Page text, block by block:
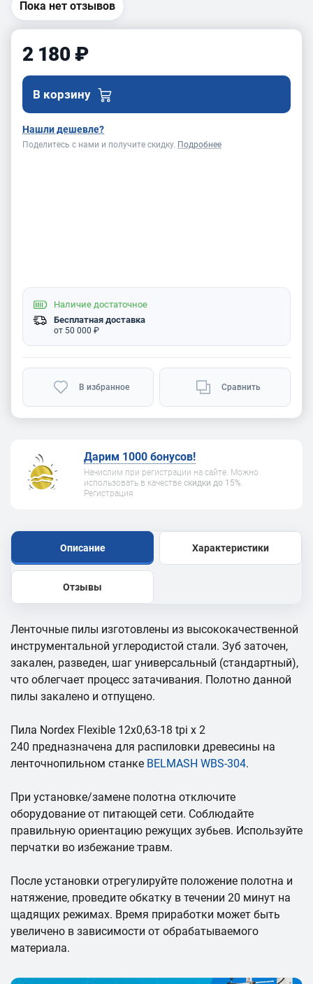
Пока нет отзывов
2 180 ₽
В корзину
Нашли дешевле?
Поделитесь с нами и получите скидку. Подробнее
Наличие достаточное
Бесплатная доставка
от 50 000 ₽
В избранное Сравнить
Дарим 1000 бонусов!
Начислим при регистрации на сайте. Можно
использовать в качестве скидки до 15%.
Регистрация
Описание Характеристики
Отзывы
Ленточные пилы изготовлены из высококачественной
инструментальной углеродистой стали. Зуб заточен,
закален, разведен, шаг универсальный (стандартный),
что облегчает процесс затачивания. Полотно данной
пилы закалено и отпущено.
Пила Nordex Flexible 12х0,63-18 tpi x 2
240 предназначена для распиловки древесины на
ленточнопильном станке BELMASH WBS-304.
При установке/замене полотна отключите
оборудование от питающей сети. Соблюдайте
правильную ориентацию режущих зубьев. Используйте
перчатки во избежание травм.
После установки отрегулируйте положение полотна и
натяжение, проведите обкатку в течении 20 минут на
щадящих режимах. Время приработки может быть
увеличено в зависимости от обрабатываемого
материала.